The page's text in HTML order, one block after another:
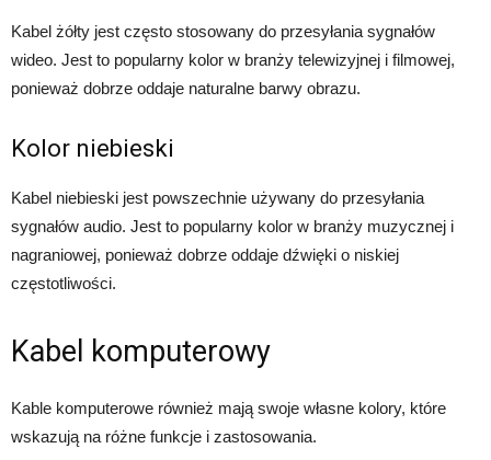
Kabel żółty jest często stosowany do przesyłania sygnałów
wideo. Jest to popularny kolor w branży telewizyjnej i filmowej,
ponieważ dobrze oddaje naturalne barwy obrazu.
Kolor niebieski
Kabel niebieski jest powszechnie używany do przesyłania
sygnałów audio. Jest to popularny kolor w branży muzycznej i
nagraniowej, ponieważ dobrze oddaje dźwięki o niskiej
częstotliwości.
Kabel komputerowy
Kable komputerowe również mają swoje własne kolory, które
wskazują na różne funkcje i zastosowania.